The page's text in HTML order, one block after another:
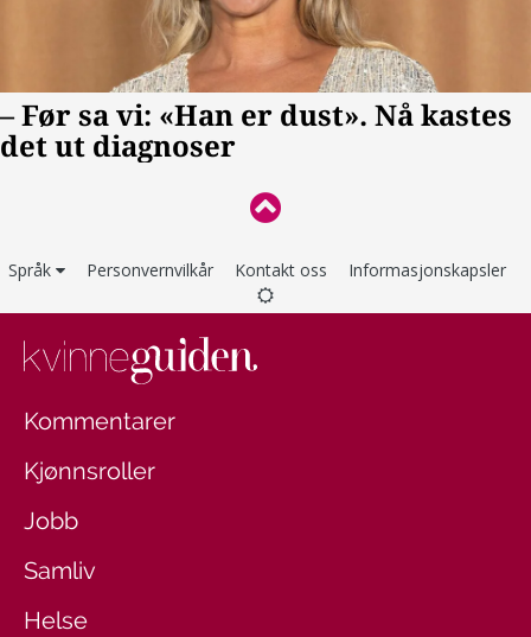
Språk Personvernvilkår Kontakt oss Informasjonskapsler
Kommentarer
Kjønnsroller
Jobb
Samliv
Helse